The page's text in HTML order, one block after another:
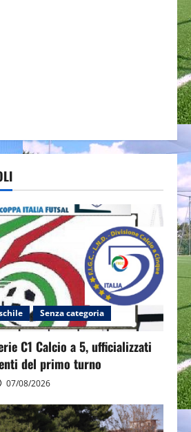
Senza categoria
C1 Calcio a 5, ufficializzati
del primo turno
07/08/2026